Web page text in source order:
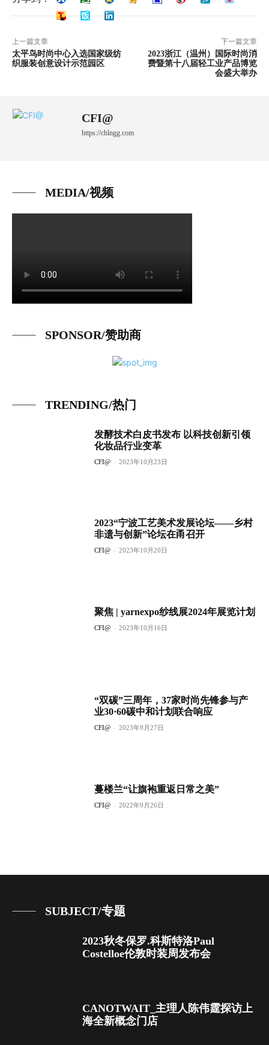
上一篇文章
太平鸟时尚中心入选国家级纺
织服装创意设计示范园区
下一篇文章
2023浙江（温州）国际时尚消
费暨第十八届轻工业产品博览
会盛大举办
CFI@
https://chlngg.com
MEDIA/视频
SPONSOR/赞助商
TRENDING/热门
发酵技术白皮书发布 以科技创新引领
化妆品行业变革
CFI@ - 2023年10月23日
2023“宁波工艺美术发展论坛——乡村
非遗与创新”论坛在甬召开
CFI@ - 2023年10月20日
聚焦 | yarnexpo纱线展2024年展览计划
CFI@ - 2023年10月16日
“双碳”三周年，37家时尚先锋参与产
业30·60碳中和计划联合响应
CFI@ - 2023年9月27日
蔓楼兰“让旗袍重返日常之美”
CFI@ - 2022年9月26日
SUBJECT/专题
2023秋冬保罗.科斯特洛Paul
Costelloe伦敦时装周发布会
CANOTWAIT_主理人陈伟霆探访上
海全新概念门店